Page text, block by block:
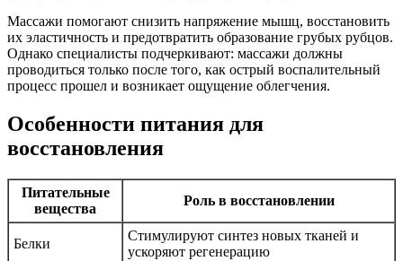
Массажи помогают снизить напряжение мышц, восстановить
их эластичность и предотвратить образование грубых рубцов.
Однако специалисты подчеркивают: массажи должны
проводиться только после того, как острый воспалительный
процесс прошел и возникает ощущение облегчения.
Особенности питания для
восстановления
Питательные
вещества
Роль в восстановлении
Белки
Стимулируют синтез новых тканей и
ускоряют регенерацию